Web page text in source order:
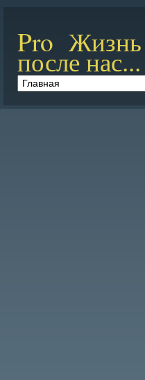
Pro Жизнь
после нас...